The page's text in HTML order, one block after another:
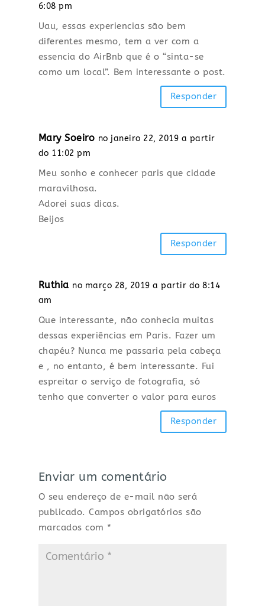
6:08 pm
Uau, essas experiencias são bem
diferentes mesmo, tem a ver com a
essencia do AirBnb que é o “sinta-se
como um local”. Bem interessante o post.
Responder
Mary Soeiro no janeiro 22, 2019 a partir
do 11:02 pm
Meu sonho e conhecer paris que cidade
maravilhosa.
Adorei suas dicas.
Beijos
Responder
Ruthia no março 28, 2019 a partir do 8:14
am
Que interessante, não conhecia muitas
dessas experiências em Paris. Fazer um
chapéu? Nunca me passaria pela cabeça
e , no entanto, é bem interessante. Fui
espreitar o serviço de fotografia, só
tenho que converter o valor para euros
Responder
Enviar um comentário
O seu endereço de e-mail não será
publicado. Campos obrigatórios são
marcados com *